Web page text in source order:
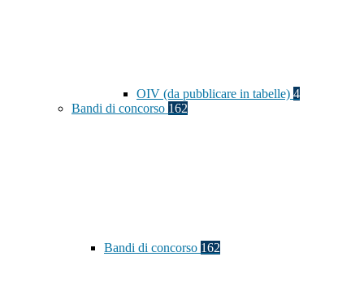
OIV (da pubblicare in tabelle) 4
Bandi di concorso 162
Bandi di concorso 162